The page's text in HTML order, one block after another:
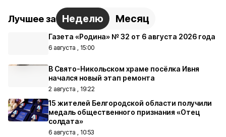
Лучшее за Неделю Месяц
Газета «Родина» № 32 от 6 августа 2026 года
6 августа , 15:00
В Свято-Никольском храме посёлка Ивня
начался новый этап ремонта
2 августа , 19:22
15 жителей Белгородской области получили
медаль общественного признания «Отец
солдата»
6 августа , 10:53